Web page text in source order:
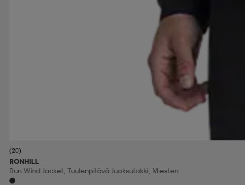
(20)
RONHILL
Run Wind Jacket, Tuulenpitävä Juoksutakki, Miesten